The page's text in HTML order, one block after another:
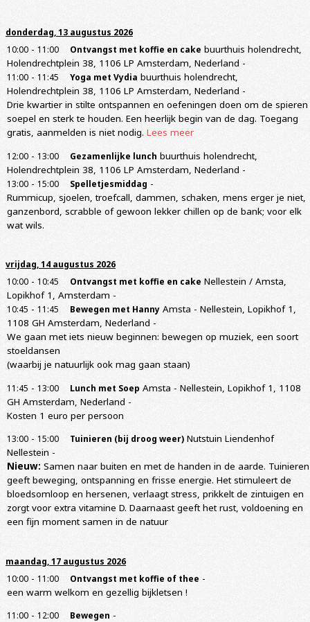
donderdag, 13 augustus 2026
10:00 - 11:00 Ontvangst met koffie en cake buurthuis holendrecht,
Holendrechtplein 38, 1106 LP Amsterdam, Nederland -
11:00 - 11:45 Yoga met Vydia buurthuis holendrecht,
Holendrechtplein 38, 1106 LP Amsterdam, Nederland -
Drie kwartier in stilte ontspannen en oefeningen doen om de spieren
soepel en sterk te houden. Een heerlijk begin van de dag. Toegang
gratis, aanmelden is niet nodig. Lees meer
12:00 - 13:00 Gezamenlijke lunch buurthuis holendrecht,
Holendrechtplein 38, 1106 LP Amsterdam, Nederland -
13:00 - 15:00 Spelletjesmiddag -
Rummicup, sjoelen, troefcall, dammen, schaken, mens erger je niet,
ganzenbord, scrabble of gewoon lekker chillen op de bank; voor elk
wat wils.
vrijdag, 14 augustus 2026
10:00 - 10:45 Ontvangst met koffie en cake Nellestein / Amsta,
Lopikhof 1, Amsterdam -
10:45 - 11:45 Bewegen met Hanny Amsta - Nellestein, Lopikhof 1,
1108 GH Amsterdam, Nederland -
We gaan met iets nieuw beginnen: bewegen op muziek, een soort
stoeldansen
(waarbij je natuurlijk ook mag gaan staan)
11:45 - 13:00 Lunch met Soep Amsta - Nellestein, Lopikhof 1, 1108
GH Amsterdam, Nederland -
Kosten 1 euro per persoon
13:00 - 15:00 Tuinieren (bij droog weer) Nutstuin Liendenhof
Nellestein -
Nieuw: Samen naar buiten en met de handen in de aarde. Tuinieren
geeft beweging, ontspanning en frisse energie. Het stimuleert de
bloedsomloop en hersenen, verlaagt stress, prikkelt de zintuigen en
zorgt voor extra vitamine D. Daarnaast geeft het rust, voldoening en
een fijn moment samen in de natuur
maandag, 17 augustus 2026
10:00 - 11:00 Ontvangst met koffie of thee -
een warm welkom en gezellig bijkletsen !
11:00 - 12:00 Bewegen -